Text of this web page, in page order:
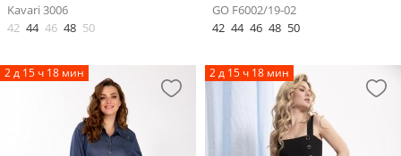
Kavari 3006
42 44 46 48 50
GO F6002/19-02
42 44 46 48 50
2 д 15 ч 18 мин 2 д 15 ч 18 мин